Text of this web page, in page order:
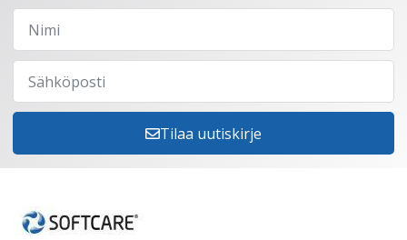
Tilaa uutiskirje